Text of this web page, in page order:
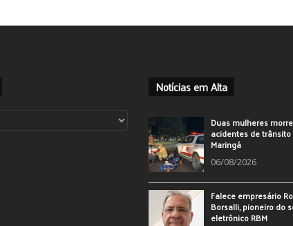
Notícias em Alta
Duas mulheres
acidentes de
Maringá
06/08/2026
Falece empresário
Borsalli, pioneiro do
eletrônico RBM